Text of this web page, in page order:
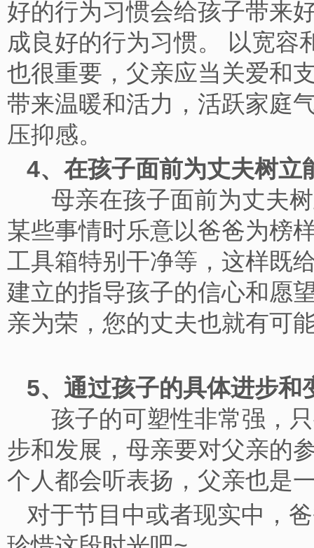
好的行为习惯会给孩子带来
成良好的行为习惯。 以宽容
也很重要，父亲应当关爱和
带来温暖和活力，活跃家庭
压抑感。
4、在孩子面前为丈夫树
母亲在孩子面前为丈夫树
某些事情时乐意以爸爸为榜
工具箱特别干净等，这样既
建立的指导孩子的信心和愿
亲为荣，您的丈夫也就有可
5、通过孩子的具体进步
孩子的可塑性非常强，只
步和发展，母亲要对父亲的
个人都会听表扬，父亲
对于节目中或者现实中，